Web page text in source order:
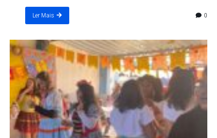
Ler Mais 0